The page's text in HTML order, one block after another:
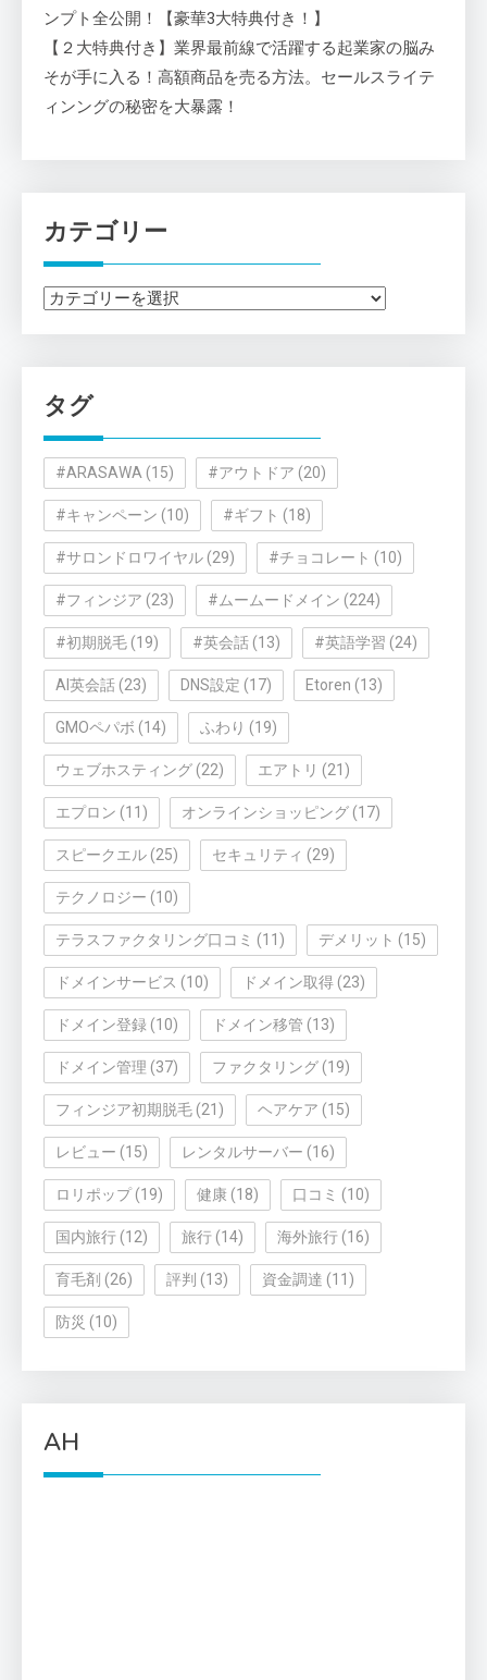
ンプト全公開！【豪華3大特典付き！】
【２大特典付き】業界最前線で活躍する起業家の脳み
そが手に入る！高額商品を売る方法。セールスライテ
ィンングの秘密を大暴露！
カテゴリー
カ
ー
タグ
#ARASAWA (15) #アウトドア (20)
#キャンペーン (10) #ギフト (18)
#サロンドロワイヤル (29) #チョコレート (10)
#フィンジア (23) #ムームードメイン (224)
#初期脱毛 (19) #英会話 (13) #英語学習 (24)
AI英会話 (23) DNS設定 (17) Etoren (13)
GMOペパボ (14) ふわり (19)
ウェブホスティング (22) エアトリ (21)
エプロン (11) オンラインショッピング (17)
スピークエル (25) セキュリティ (29)
テクノロジー (10)
テラスファクタリング口コミ (11) デメリット (15)
ドメインサービス (10) ドメイン取得 (23)
ドメイン登録 (10) ドメイン移管 (13)
ドメイン管理 (37) ファクタリング (19)
フィンジア初期脱毛 (21) ヘアケア (15)
レビュー (15) レンタルサーバー (16)
ロリポップ(19) 健康 (18) 口コミ (10)
国内旅行 (12) 旅行 (14) 海外旅行 (16)
育毛剤 (26) 評判 (13) 資金調達 (11)
防災 (10)
AH